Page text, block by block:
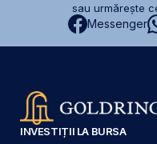
sau urmărește
Messenger
INVESTIȚII LA BURSA